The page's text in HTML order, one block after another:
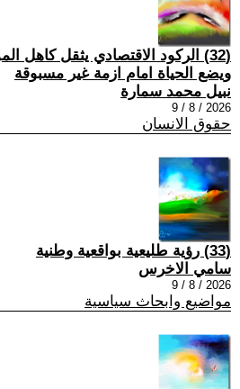
(32) الركود الاقتصادي يثقل كاهل
ويضع الحياة امام ازمة غير مسبوقة
نبيل محمد سمارة
2026 / 8 / 9
حقوق الانسان
(33) رؤية طليعية بواقعية وطنية
سامي الاخرس
2026 / 8 / 9
مواضيع وابحاث سياسية